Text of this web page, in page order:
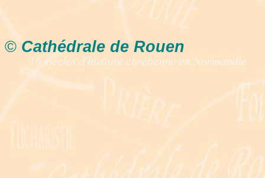
© Cathédrale de Rouen